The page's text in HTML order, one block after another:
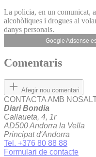
La policia, en un comunicat,
alcohòliques i drogues al
danys personals.
Google Adsense
Comentaris
Afegir nou comentari
CONTACTA AMB
Diari Bondia
Callaueta, 4, 1r
AD500 Andorra la Vella
Principat d'Andorra
Tel. +376 80 88 88
Formulari de contacte